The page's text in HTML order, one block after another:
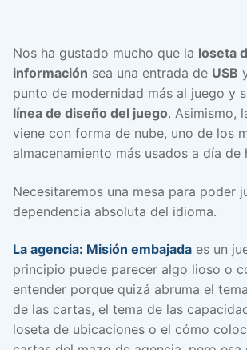
Nos ha gustado mucho que la loseta
información sea una entrada de USB
punto de modernidad más al juego y
línea de diseño del juego. Asimismo,
viene con forma de nube, uno de los
almacenamiento más usados a día de
Necesitaremos una mesa para poder
dependencia absoluta del idioma.
La agencia: Misión embajada es un
principio puede parecer algo lioso o
entender porque quizá abruma el
de las cartas, el tema de las
loseta de ubicaciones o el cómo